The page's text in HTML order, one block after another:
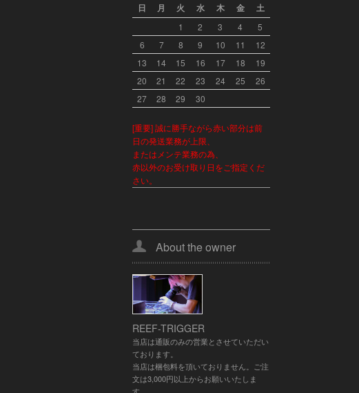
日 月 火 水 木 金 土
1 2 3 4
5
6
7 8 9 10 11
12
13
14 15 16 17 18
19
20
21 22 23 24 25
26
27
28 29 30
[重要] 誠に勝手ながら赤い部分は前
日の発送業務が上限、
またはメンテ業務の為、
赤以外のお受け取り日をご指定くだ
さい。
About the owner
REEF-TRIGGER
当店は通販のみの営業とさせていただい
ております。
当店は梱包料を頂いておりません。ご注
文は3,000円以上からお願いいたしま